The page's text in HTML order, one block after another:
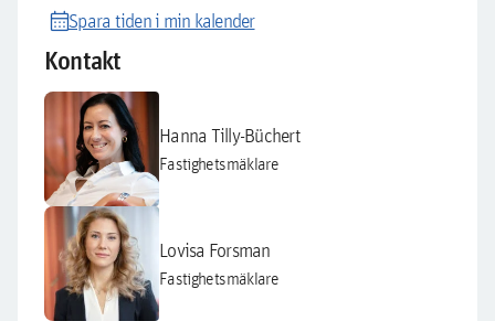
calendar_monthSpara tiden i min kalender
Kontakt
Hanna Tilly-Büchert
Fastighetsmäklare
Lovisa Forsman
Fastighetsmäklare